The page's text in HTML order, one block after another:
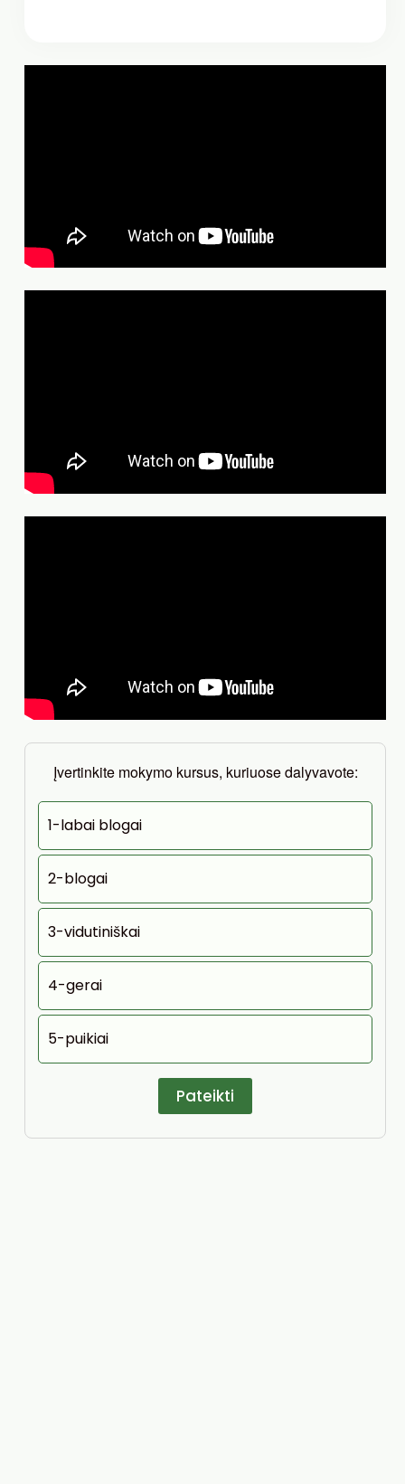
Įvertinkite mokymo kursus, kuriuose dalyvavote:
1-labai blogai
2-blogai
3-vidutiniškai
4-gerai
5-puikiai